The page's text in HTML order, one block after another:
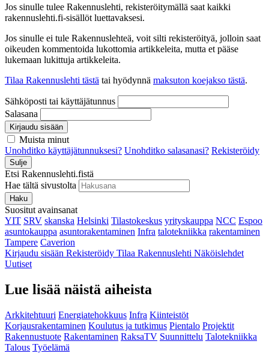
Jos sinulle tulee Rakennuslehti, rekisteröitymällä saat kaikki
rakennuslehti.fi-sisällöt luettavaksesi.
Jos sinulle ei tule Rakennuslehteä, voit silti rekisteröityä, jolloin saat
oikeuden kommentoida lukottomia artikkeleita, mutta et pääse
lukemaan lukittuja artikkeleita.
Tilaa Rakennuslehti tästä tai hyödynnä maksuton koejakso tästä.
Sähköposti tai käyttäjätunnus
Salasana
Kirjaudu sisään
Muista minut
Unohditko käyttäjätunnuksesi? Unohditko salasanasi? Rekisteröidy
Sulje
Etsi Rakennuslehti.fistä
Hae tältä sivustolta
Haku
Suositut avainsanat
YIT SRV skanska Helsinki Tilastokeskus yrityskauppa NCC Espoo
asuntokauppa asuntorakentaminen Infra talotekniikka rakentaminen
Tampere Caverion
Kirjaudu sisään Rekisteröidy Tilaa Rakennuslehti Näköislehdet
Uutiset
Lue lisää näistä aiheista
Arkkitehtuuri Energiatehokkuus Infra Kiinteistöt
Korjausrakentaminen Koulutus ja tutkimus Pientalo Projektit
Rakennustuote Rakentaminen RaksaTV Suunnittelu Talotekniikka
Talous Työelämä